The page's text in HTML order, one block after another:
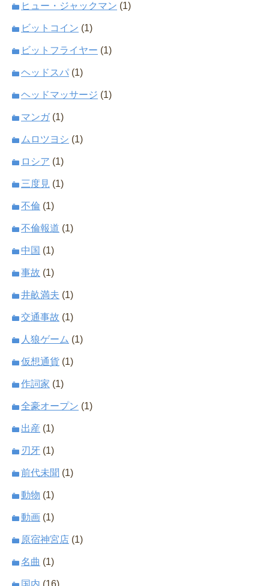
ヒュー・ジャックマン (1)
ビットコイン (1)
ビットフライヤー (1)
ヘッドスパ (1)
ヘッドマッサージ (1)
マンガ(1)
ムロツヨシ (1)
ロシア (1)
三度見 (1)
不倫 (1)
不倫報道 (1)
中国 (1)
事故 (1)
井畝満夫 (1)
交通事故 (1)
人狼ゲーム (1)
仮想通貨 (1)
作詞家 (1)
全豪オープン (1)
出産 (1)
刃牙 (1)
前代未聞 (1)
動物 (1)
動画 (1)
原宿神宮店 (1)
名曲 (1)